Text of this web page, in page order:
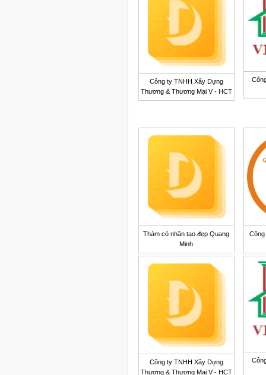
Công ty TNHH Xây Dựng
Thương & Thương Mại V - HCT
Thảm cỏ nhân tạo đẹp Quang
Minh
Công
Công ty TNHH Xây Dựng
Thương & Thương Mại V - HCT